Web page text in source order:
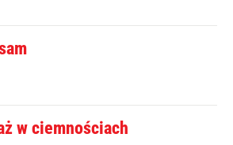
w ciemnościach